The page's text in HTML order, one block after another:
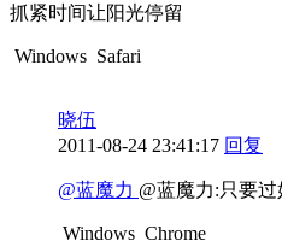
抓紧时间让阳光停留
Windows Safari
晓伍
2011-08-24 23:41:17 回复
@蓝魔力 @蓝魔力:只要
Windows Chrome